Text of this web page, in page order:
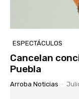
ESPECTÁCULOS
Cancelan
Puebla
Arroba Noticias -